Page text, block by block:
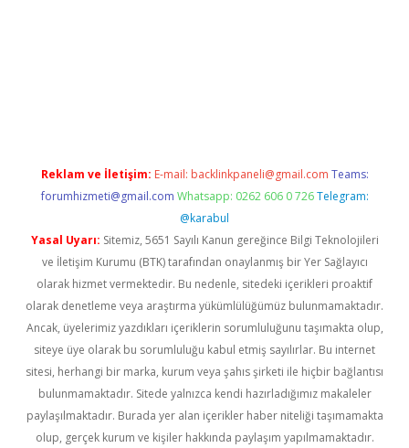
Reklam ve İletişim: E-mail: backlinkpaneli@gmail.com Teams:
forumhizmeti@gmail.com Whatsapp: 0262 606 0 726 Telegram:
@karabul
Yasal Uyarı: Sitemiz, 5651 Sayılı Kanun gereğince Bilgi Teknolojileri
ve İletişim Kurumu (BTK) tarafından onaylanmış bir Yer Sağlayıcı
olarak hizmet vermektedir. Bu nedenle, sitedeki içerikleri proaktif
olarak denetleme veya araştırma yükümlülüğümüz bulunmamaktadır.
Ancak, üyelerimiz yazdıkları içeriklerin sorumluluğunu taşımakta olup,
siteye üye olarak bu sorumluluğu kabul etmiş sayılırlar. Bu internet
sitesi, herhangi bir marka, kurum veya şahıs şirketi ile hiçbir bağlantısı
bulunmamaktadır. Sitede yalnızca kendi hazırladığımız makaleler
paylaşılmaktadır. Burada yer alan içerikler haber niteliği taşımamakta
olup, gerçek kurum ve kişiler hakkında paylaşım yapılmamaktadır.